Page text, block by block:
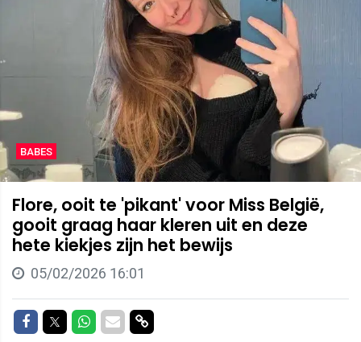
BABES
Flore, ooit te 'pikant' voor Miss België,
gooit graag haar kleren uit en deze
hete kiekjes zijn het bewijs
05/02/2026 16:01
Delen op Facebook
Delen op Twitter
Delen op Whatsapp
Delen via Mail
Delen via link